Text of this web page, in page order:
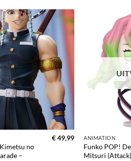
Toevoegen
aan
verlanglijst
no
–
€49,99 ANIMATION
Funko POP!
Mitsuri